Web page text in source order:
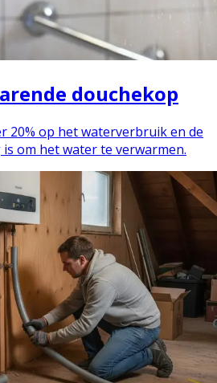
douchekop
20% op het waterverbruik en de
om het water te verwarmen.